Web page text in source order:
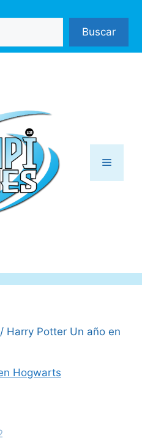
Buscar
Menú
/ Harry Potter Un año en